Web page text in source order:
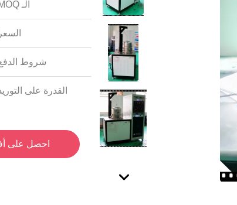
الـ MOQ:
شروط
القدرة على
احصل على